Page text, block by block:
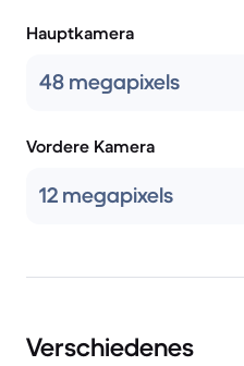
Hauptkamera
48 megapixels
Vordere Kamera
12 megapixels
Verschiedenes